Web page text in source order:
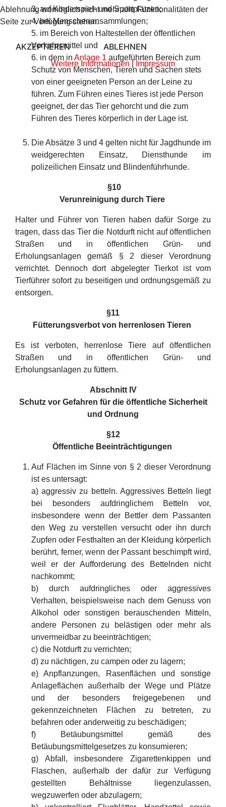
3. auf Kinderspiel- und Sportplätzen;
4. bei Menschenansammlungen;
5. im Bereich von Haltestellen der öffentlichen
Verkehrsmittel und
6. in dem in Anlage 1 aufgeführten Bereich zum
Schutz von Menschen, Tieren und Sachen stets
von einer geeigneten Person an der Leine zu
führen. Zum Führen eines Tieres ist jede Person
geeignet, der das Tier gehorcht und die zum
Führen des Tieres körperlich in der Lage ist.
Die Absätze 3 und 4 gelten nicht für Jagdhunde im
weidgerechten Einsatz, Diensthunde im
polizeilichen Einsatz und Blindenführhunde.
§10
Verunreinigung durch Tiere
Halter und Führer von Tieren haben dafür Sorge zu
tragen, dass das Tier die Notdurft nicht auf öffentlichen
Straßen und in öffentlichen Grün- und
Erholungsanlagen gemäß § 2 dieser Verordnung
verrichtet. Dennoch dort abgelegter Tierkot ist vom
Tierführer sofort zu beseitigen und ordnungsgemäß zu
entsorgen.
§11
Fütterungsverbot von herrenlosen Tieren
Es ist verboten, herrenlose Tiere auf öffentlichen
Straßen und in öffentlichen Grün- und
Erholungsanlagen zu füttern.
Abschnitt IV
Schutz vor Gefahren für die öffentliche Sicherheit
und Ordnung
§12
Öffentliche Beeinträchtigungen
Auf Flächen im Sinne von § 2 dieser Verordnung
ist es untersagt:
a) aggressiv zu betteln. Aggressives Betteln liegt
bei besonders aufdringlichem Betteln vor,
insbesondere wenn der Bettler dem Passanten
den Weg zu verstellen versucht oder ihn durch
Zupfen oder Festhalten an der Kleidung körperlich
berührt, ferner, wenn der Passant beschimpft wird,
weil er der Aufforderung des Bettelnden nicht
nachkommt;
b) durch aufdringliches oder aggressives
Verhalten, beispielsweise nach dem Genuss von
Alkohol oder sonstigen berauschenden Mitteln,
andere Personen zu belästigen oder mehr als
unvermeidbar zu beeinträchtigen;
c) die Notdurft zu verrichten;
d) zu nächtigen, zu campen oder zu lagern;
e) Anpflanzungen, Rasenflächen und sonstige
Anlageflächen außerhalb der Wege und Plätze
und der besonders freigegebenen und
gekennzeichneten Flächen zu betreten, zu
befahren oder anderweitig zu beschädigen;
f) Betäubungsmittel gemäß des
Betäubungsmittelgesetzes zu konsumieren;
g) Abfall, insbesondere Zigarettenkippen und
Flaschen, außerhalb der dafür zur Verfügung
gestellten Behältnisse liegenzulassen,
wegzuwerfen oder abzulagern;
Ablehnung womöglich nicht mehr alle Funktionalitäten der
Seite zur Verfügung stehen.
AKZEPTIEREN ABLEHNEN
Weitere Informationen Impressum